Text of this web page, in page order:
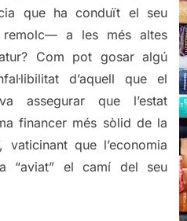
que ha conduït el seu
a les més altes
Com pot gosar algú
d’aquell que el
assegurar que l’estat
financer més sòlid de la
vaticinant que l’economia
“aviat” el camí del seu